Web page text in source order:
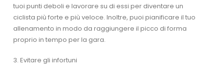
tuoi punti deboli e lavorare su di essi per diventare un
ciclista più forte e più veloce. Inoltre, puoi pianificare il tuo
allenamento in modo da raggiungere il picco di forma
proprio in tempo per la gara.
3. Evitare gli infortuni